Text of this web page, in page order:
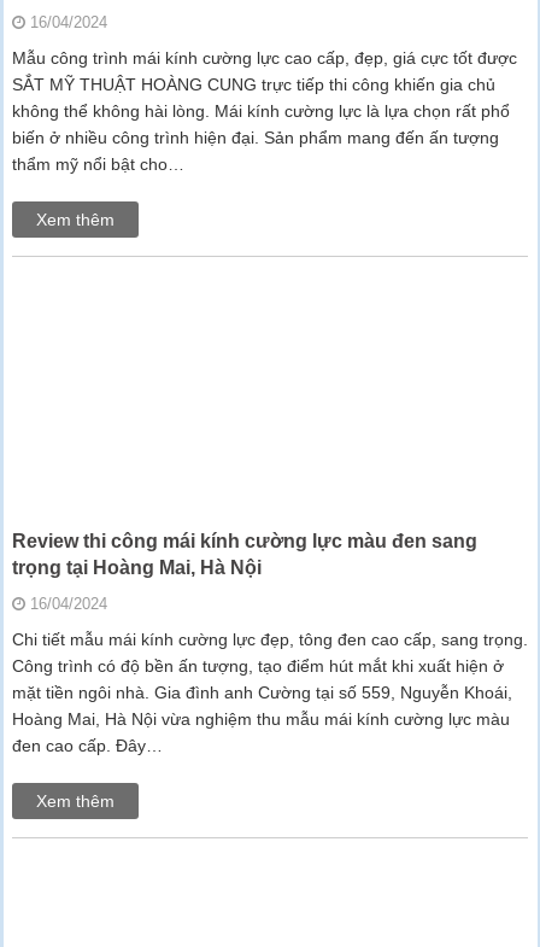
16/04/2024
Mẫu công trình mái kính cường lực cao cấp, đẹp, giá cực tốt được
SẮT MỸ THUẬT HOÀNG CUNG trực tiếp thi công khiến gia chủ
không thể không hài lòng. Mái kính cường lực là lựa chọn rất phổ
biến ở nhiều công trình hiện đại. Sản phẩm mang đến ấn tượng
thẩm mỹ nổi bật cho…
Xem thêm
Review thi công mái kính cường lực màu đen sang
trọng tại Hoàng Mai, Hà Nội
16/04/2024
Chi tiết mẫu mái kính cường lực đẹp, tông đen cao cấp, sang trọng.
Công trình có độ bền ấn tượng, tạo điểm hút mắt khi xuất hiện ở
mặt tiền ngôi nhà. Gia đình anh Cường tại số 559, Nguyễn Khoái,
Hoàng Mai, Hà Nội vừa nghiệm thu mẫu mái kính cường lực màu
đen cao cấp. Đây…
Xem thêm